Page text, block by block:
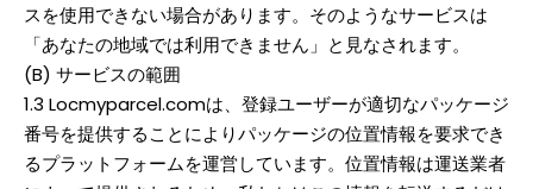
スを使用できない場合があります。そのようなサービスは
「あなたの地域では利用できません」と見なされます。
(B) サービスの範囲
1.3 Locmyparcel.comは、登録ユーザーが適切なパッケージ
番号を提供することによりパッケージの位置情報を要求でき
るプラットフォームを運営しています。位置情報は運送業者